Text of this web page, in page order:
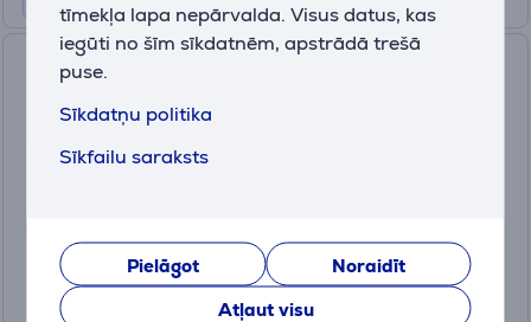
tīmekļa lapa nepārvalda. Visus datus, kas
iegūti no šīm sīkdatnēm, apstrādā trešā
puse.
Sīkdatņu politika
Sīkfailu saraksts
Pielāgot
Noraidīt
Atļaut visu
KontrolFreek Call of Duty®:
Cena:
34.99 €